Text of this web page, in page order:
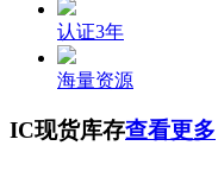
认证3年
海量资源
IC现货库存查看更多